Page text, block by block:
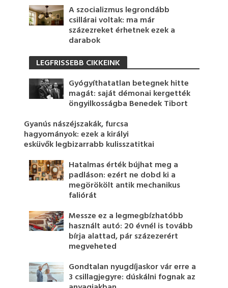
A szocializmus legrondább
csillárai voltak: ma már
százezreket érhetnek ezek a
darabok
LEGFRISSEBB CIKKEINK
Gyógyíthatatlan betegnek hitte
magát: saját démonai kergették
öngyilkosságba Benedek Tibort
Gyanús nászéjszakák, furcsa
hagyományok: ezek a királyi
esküvők legbizarrabb kulisszatitkai
Hatalmas érték bújhat meg a
padláson: ezért ne dobd ki a
megörökölt antik mechanikus
faliórát
Messze ez a legmegbízhatóbb
használt autó: 20 évnél is tovább
bírja alattad, pár százezerért
megveheted
Gondtalan nyugdíjaskor vár erre a
3 csillagjegyre: dúskálni fognak az